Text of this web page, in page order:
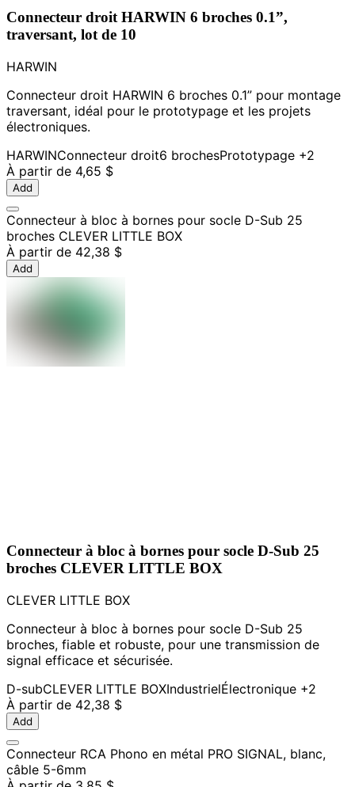
Connecteur droit HARWIN 6 broches 0.1”,
traversant, lot de 10
HARWIN
Connecteur droit HARWIN 6 broches 0.1” pour montage
traversant, idéal pour le prototypage et les projets
électroniques.
HARWINConnecteur droit6 brochesPrototypage +2
À partir de 4,65 $
Add
Connecteur à bloc à bornes pour socle D-Sub 25
broches CLEVER LITTLE BOX
À partir de 42,38 $
Add
Connecteur à bloc à bornes pour socle D-Sub 25
broches CLEVER LITTLE BOX
CLEVER LITTLE BOX
Connecteur à bloc à bornes pour socle D-Sub 25
broches, fiable et robuste, pour une transmission de
signal efficace et sécurisée.
D-subCLEVER LITTLE BOXIndustrielÉlectronique +2
À partir de 42,38 $
Add
Connecteur RCA Phono en métal PRO SIGNAL, blanc,
câble 5-6mm